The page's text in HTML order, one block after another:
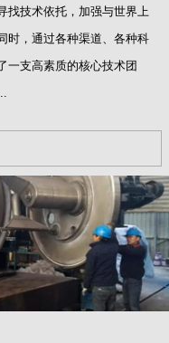
找技术依托，加强与世界上
时，通过各种渠道、各种科
一支高素质的核心技术团